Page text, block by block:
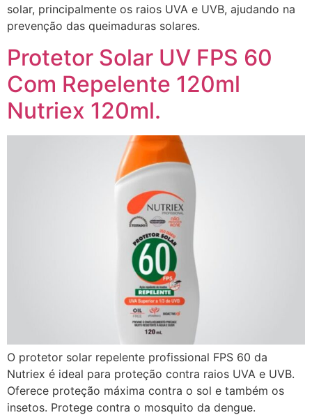
solar, principalmente os raios UVA e UVB, ajudando na
prevenção das queimaduras solares.
Protetor Solar UV FPS 60
Com Repelente 120ml
Nutriex 120ml.
O protetor solar repelente profissional FPS 60 da
Nutriex é ideal para proteção contra raios UVA e UVB.
Oferece proteção máxima contra o sol e também os
insetos. Protege contra o mosquito da dengue.